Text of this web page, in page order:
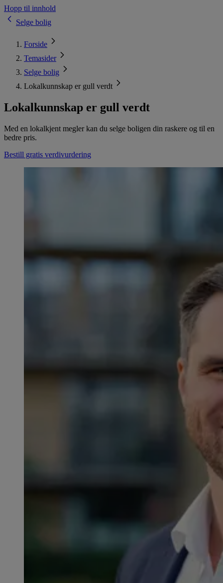
Hopp til innhold
Selge bolig
Forside
Temasider
Selge bolig
Lokalkunnskap er gull verdt
Lokalkunnskap er gull verdt
Med en lokalkjent megler kan du selge boligen din raskere og til en
bedre pris.
Bestill gratis verdivurdering